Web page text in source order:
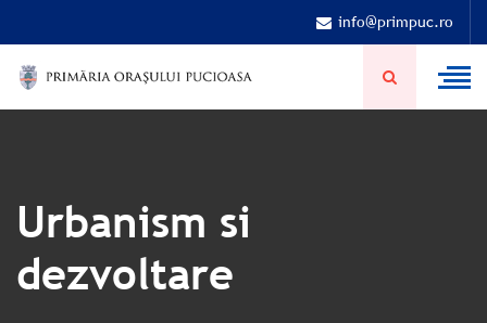
info@primpuc.ro
Urbanism si
dezvoltare